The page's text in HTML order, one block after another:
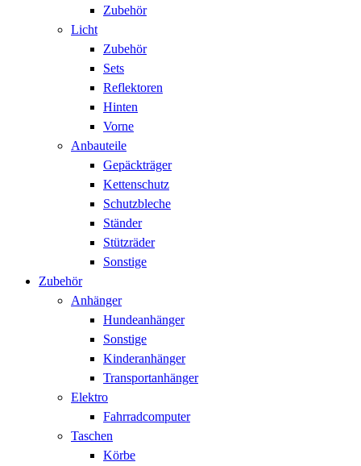
Zubehör
Licht
Zubehör
Sets
Reflektoren
Hinten
Vorne
Anbauteile
Gepäckträger
Kettenschutz
Schutzbleche
Ständer
Stützräder
Sonstige
Zubehör
Anhänger
Hundeanhänger
Sonstige
Kinderanhänger
Transportanhänger
Elektro
Fahrradcomputer
Taschen
Körbe